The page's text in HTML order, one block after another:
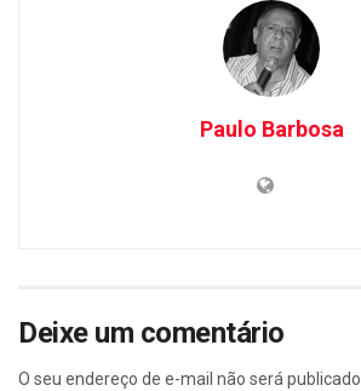
Paulo Barbosa
Deixe um comentário
O seu endereço de e-mail não será publicado.